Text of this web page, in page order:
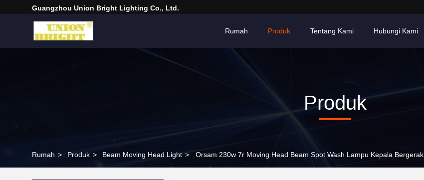
Guangzhou Union Bright Lighting Co., Ltd.
Rumah Produk Tentang Kami Hubungi Kami
Produk
Rumah > Produk > Beam Moving Head Light > Orsam 230w 7r Moving Head Beam Spot Wash Lampu Kepala Bergerak